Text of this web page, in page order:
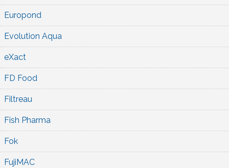
Europond
Evolution Aqua
eXact
FD Food
Filtreau
Fish Pharma
Fok
FujiMAC